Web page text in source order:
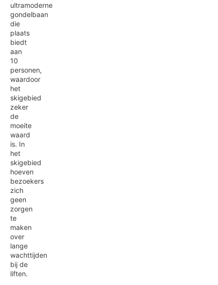
ultramoderne
gondelbaan
die
plaats
biedt
aan
10
personen,
waardoor
het
skigebied
zeker
de
moeite
waard
is. In
het
skigebied
hoeven
bezoekers
zich
geen
zorgen
te
maken
over
lange
wachttijden
bij de
liften.